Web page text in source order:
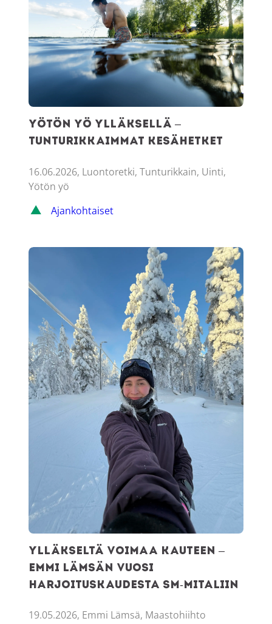
Yötön yö Ylläksellä –
tunturikkaimmat kesähetket
16.06.2026, Luontoretki, Tunturikkain, Uinti,
Yötön yö
Ajankohtaiset
Ylläkseltä voimaa kauteen – Emmi Lämsän vuosi
Ylläkseltä voimaa kauteen –
Emmi Lämsän vuosi
harjoituskaudesta SM-mitaliin
19.05.2026, Emmi Lämsä, Maastohiihto